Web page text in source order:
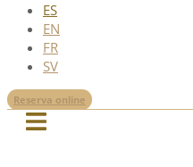
ES
EN
FR
SV
Reserva online